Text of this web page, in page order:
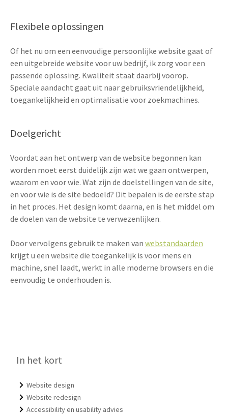
Flexibele oplossingen
Of het nu om een eenvoudige persoonlijke website gaat of
een uitgebreide website voor uw bedrijf, ik zorg voor een
passende oplossing. Kwaliteit staat daarbij voorop.
Speciale aandacht gaat uit naar gebruiksvriendelijkheid,
toegankelijkheid en optimalisatie voor zoekmachines.
Doelgericht
Voordat aan het ontwerp van de website begonnen kan
worden moet eerst duidelijk zijn wat we gaan ontwerpen,
waarom en voor wie. Wat zijn de doelstellingen van de site,
en voor wie is de site bedoeld? Dit bepalen is de eerste stap
in het proces. Het design komt daarna, en is het middel om
de doelen van de website te verwezenlijken.
Door vervolgens gebruik te maken vanwebstandaarden
krijgt u een website die toegankelijk is voor mens en
machine, snel laadt, werkt in alle moderne browsers en die
eenvoudig te onderhouden is.
In het kort
Website design
Website redesign
Accessibility en usability advies